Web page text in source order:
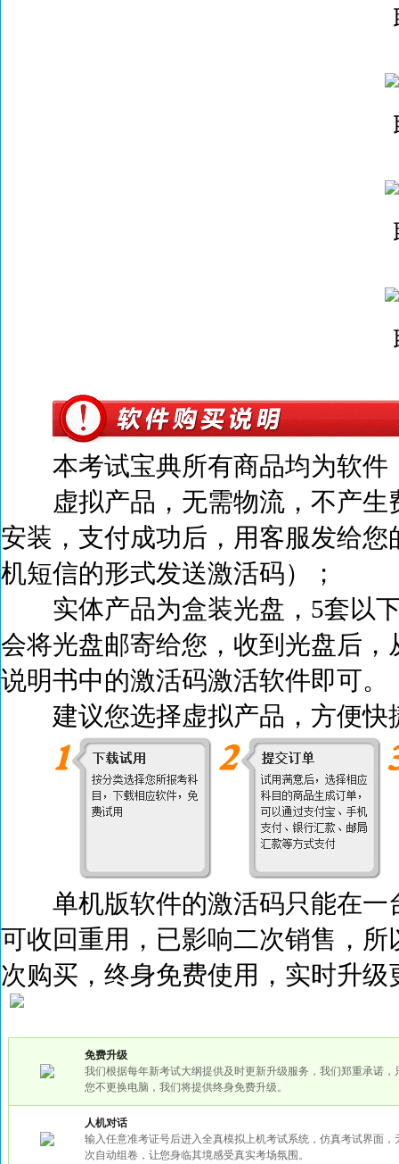
本考试宝典所有商品均为软件
虚拟产品，无需物流，不产
安装，支付成功后， 用客服发给您
机短信的形式发送激活码）；
实体产品为盒装光盘，5套以
会将光盘邮寄给您，收到光盘后
说明书中的激活码激活软件即可。
建议您选择虚拟产品，方便快
单机版软件的激活码只能在一
可收回重用，已影响二次销售，
次购买，终身免费使用，实时升
免费升级
我们根据每年新考试大纲提供及时更新升级服务，我们郑重承诺，
您不更换电脑，我们将提供终身免费升级。
人机对话
输入任意准考证号后进入全真模拟上机考试系统，仿真考试界面，
次自动组卷，让您身临其境感受真实考场氛围。